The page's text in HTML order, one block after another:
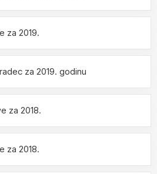
za 2019.
za 2019. godinu
za 2018.
za 2018.